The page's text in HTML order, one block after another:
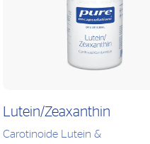
Lutein/Zeaxanthin
Carotinoide Lutein &